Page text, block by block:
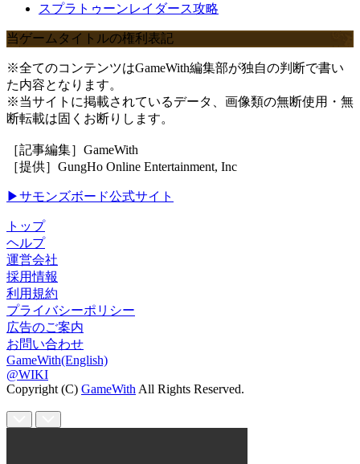
スプラトゥーンレイダース攻略
当ゲームタイトルの権利表記
※全てのコンテンツはGameWith編集部が独自の判断で書い
た内容となります。
※当サイトに掲載されているデータ、画像類の無断使用・無
断転載は固くお断りします。
［記事編集］GameWith
［提供］GungHo Online Entertainment, Inc
▶サモンズボード公式サイト
トップ
ヘルプ
運営会社
採用情報
利用規約
プライバシーポリシー
広告のご案内
お問い合わせ
GameWith(English)
@WIKI
Copyright (C) GameWith All Rights Reserved.